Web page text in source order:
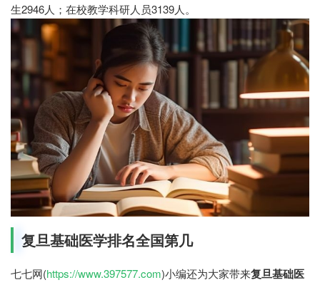
生2946人；在校教学科研人员3139人。
复旦基础医学排名全国第几
七七网(https://www.397577.com)小编还为大家带来复旦基础医